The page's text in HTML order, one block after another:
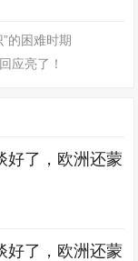
的困难时期
应亮了！
好了，欧洲还蒙
好了，欧洲还蒙